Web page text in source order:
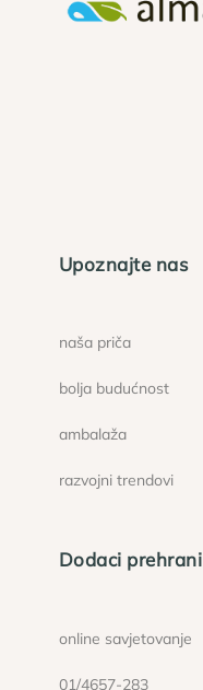
Upoznajte nas
naša priča
bolja budućnost
ambalaža
razvojni trendovi
Dodaci prehrani
online savjetovanje
01/4657-283